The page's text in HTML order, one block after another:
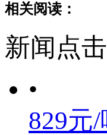
相关阅读：
新闻点
•
829元